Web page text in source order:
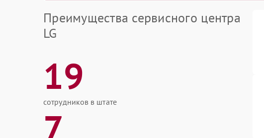
Преимущества сервисного центра
LG
19
сотрудников в штате
7